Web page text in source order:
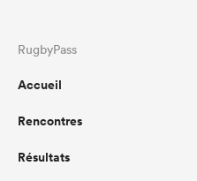
RugbyPass
Accueil
Rencontres
Résultats